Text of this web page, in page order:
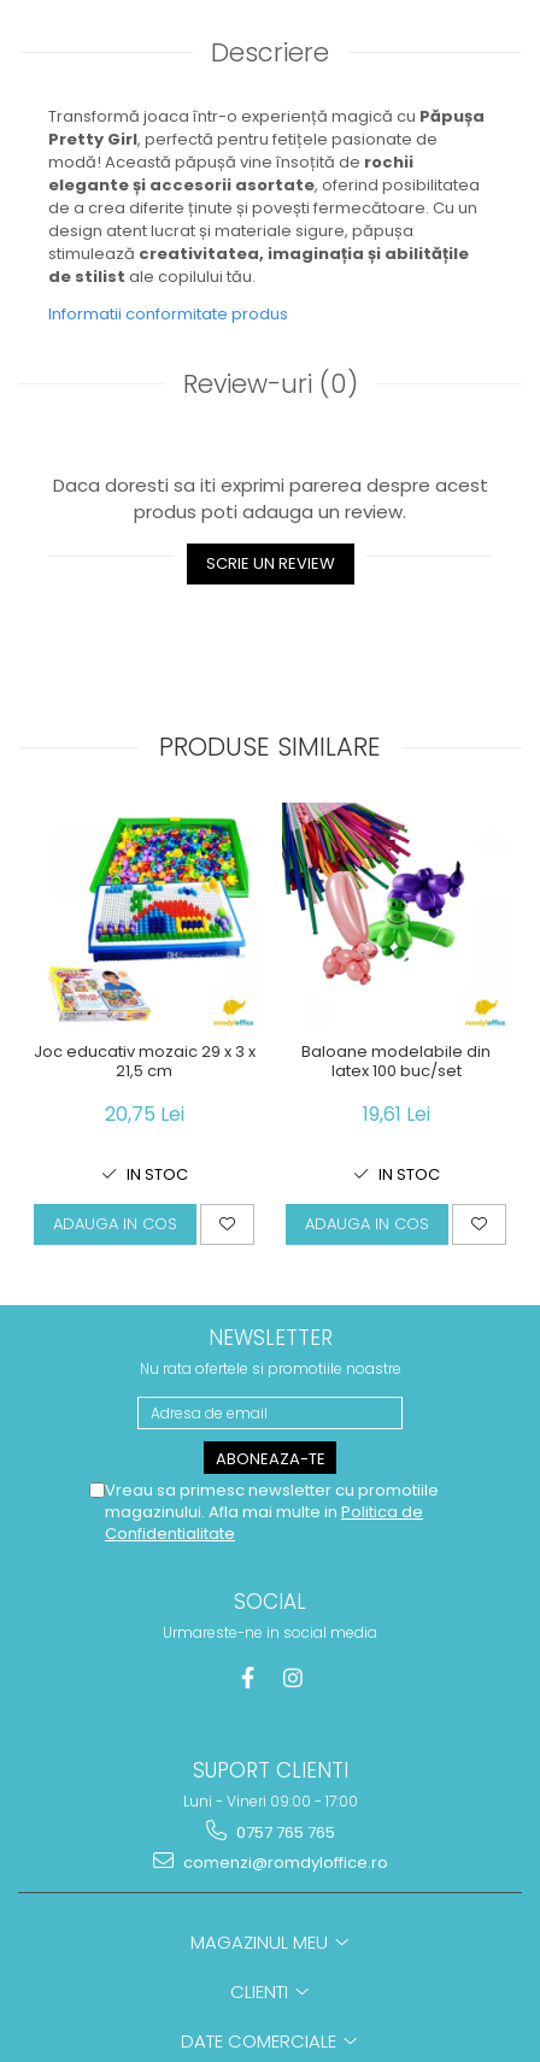
Descriere
Transformă joaca într-o experiență magică cu Păpușa
Pretty Girl, perfectă pentru fetițele pasionate de
modă! Această păpușă vine însoțită de rochii
elegante și accesorii asortate, oferind posibilitatea
de a crea diferite ținute și povești fermecătoare. Cu un
design atent lucrat și materiale sigure, păpușa
stimulează creativitatea, imaginația și abilitățile
de stilist ale copilului tău.
Informatii conformitate produs
Review-uri (0)
Daca doresti sa iti exprimi parerea despre acest
produs poti adauga un review.
SCRIE UN REVIEW
PRODUSE SIMILARE
Joc educativ mozaic 29 x 3 x
21,5 cm
20,75 Lei
IN STOC
ADAUGA IN COS
Baloane modelabile din
latex 100 buc/set
19,61 Lei
IN STOC
ADAUGA IN COS
NEWSLETTER
Nu rata ofertele si promotiile noastre
Vreau sa primesc newsletter cu promotiile
magazinului. Afla mai multe in Politica de
Confidentialitate
SOCIAL
Urmareste-ne in social media
SUPORT CLIENTI
Luni - Vineri 09:00 - 17:00
0757 765 765
comenzi@romdyloffice.ro
MAGAZINUL MEU
CLIENTI
DATE COMERCIALE